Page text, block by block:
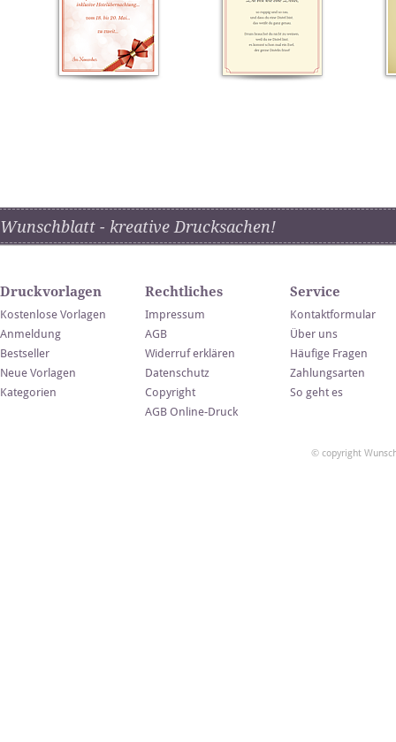
Wunschblatt - kreative Drucksachen!
Druckvorlagen
Kostenlose Vorlagen
Anmeldung
Bestseller
Neue Vorlagen
Kategorien
Rechtliches
Impressum
AGB
Widerruf erklären
Datenschutz
Copyright
AGB Online-Druck
Service
Kontaktformular
Über uns
Häufige Fragen
Zahlungsarten
So geht es
© copyright